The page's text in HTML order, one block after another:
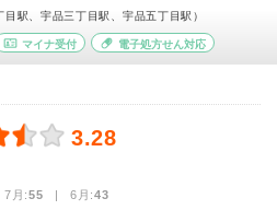
駅、宇品三丁目駅、宇品五丁目駅）
マイナ受付 電子処方せん対応
3.28
月:55 | 6月:43